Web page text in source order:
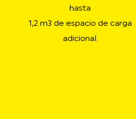
hasta
1,2 m3 de espacio de carga
adicional.